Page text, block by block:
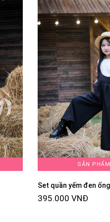
SẢN
Set quần yếm đen
395.000 VNĐ